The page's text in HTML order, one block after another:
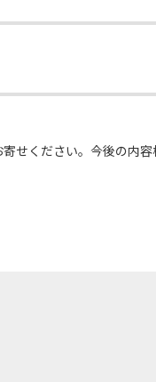
せください。今後の内容